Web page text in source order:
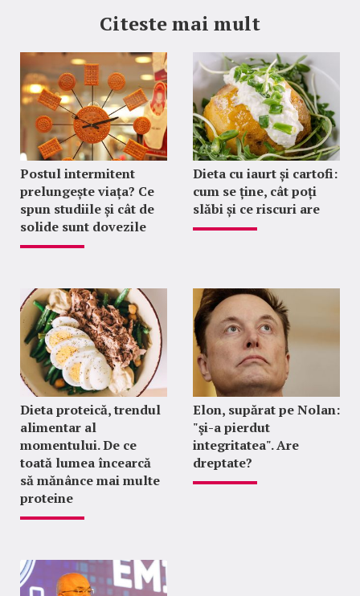
Citeste mai mult
Postul intermitent
prelungește viața? Ce
spun studiile și cât de
solide sunt dovezile
Dieta cu iaurt și cartofi:
cum se ține, cât poți
slăbi și ce riscuri are
Dieta proteică, trendul
alimentar al
momentului. De ce
toată lumea încearcă
să mănânce mai multe
proteine
Elon, supărat pe Nolan:
"şi-a pierdut
integritatea". Are
dreptate?